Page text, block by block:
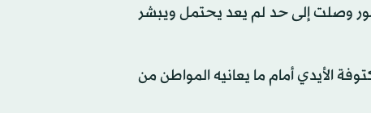
وصلت إلى حد لم يعد يحتمل ويبشر
الأيدي أمام ما يعانيه المواطن من